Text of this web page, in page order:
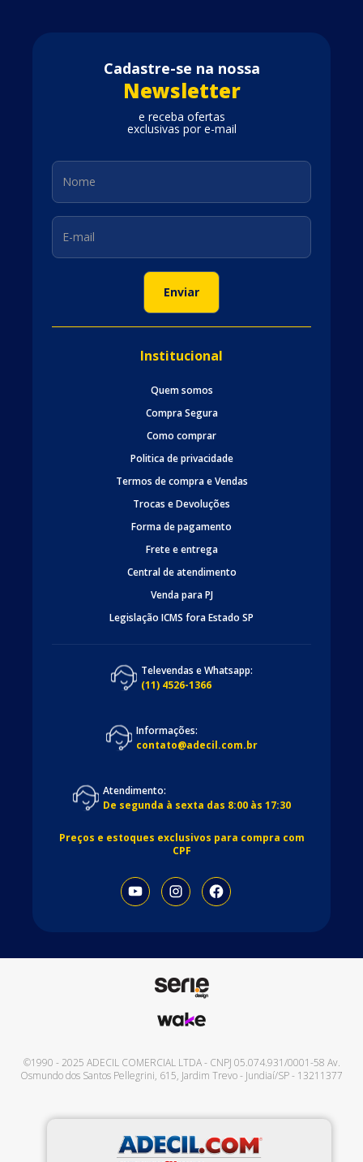
Cadastre-se na nossa
Newsletter
e receba ofertas
exclusivas por e-mail
Institucional
Quem somos
Compra Segura
Como comprar
Politica de privacidade
Termos de compra e Vendas
Trocas e Devoluções
Forma de pagamento
Frete e entrega
Central de atendimento
Venda para PJ
Legislação ICMS fora Estado SP
Televendas e Whatsapp:
(11) 4526-1366
Informações:
contato@adecil.com.br
Atendimento:
De segunda à sexta das 8:00 às 17:30
Preços e estoques exclusivos para compra com
CPF
©1990 - 2025 ADECIL COMERCIAL LTDA- CNPJ 05.074.931/0001-58 Av.
Osmundo dos Santos Pellegrini, 615, Jardim Trevo- Jundiaí/SP- 13211377